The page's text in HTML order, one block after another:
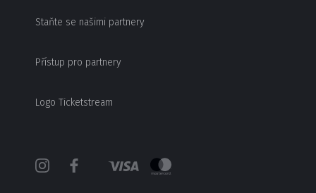
Staňte se našimi partnery
Přístup pro partnery
Logo Ticketstream